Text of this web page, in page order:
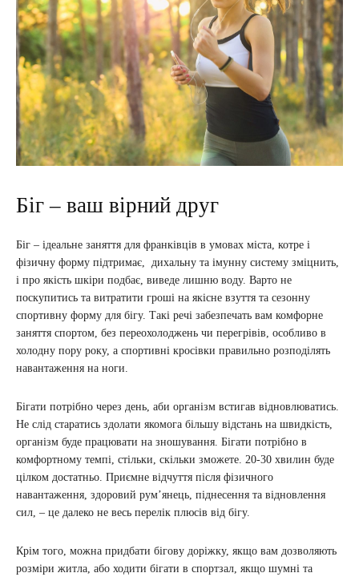
Біг – ваш вірний друг
Біг – ідеальне заняття для франківців в умовах міста, котре і
фізичну форму підтримає, дихальну та імунну систему зміцнить,
і про якість шкіри подбає, виведе лишню воду. Варто не
поскупитись та витратити гроші на якісне взуття та сезонну
спортивну форму для бігу. Такі речі забезпечать вам комфорне
заняття спортом, без переохолоджень чи перегрівів, особливо в
холодну пору року, а спортивні кросівки правильно розподілять
навантаження на ноги.
Бігати потрібно через день, аби організм встигав відновлюватись.
Не слід старатись здолати якомога більшу відстань на швидкість,
організм буде працювати на зношування. Бігати потрібно в
комфортному темпі, стільки, скільки зможете. 20-30 хвилин буде
цілком достатньо. Приємне відчуття після фізичного
навантаження, здоровий рум’янець, піднесення та відновлення
сил, – це далеко не весь перелік плюсів від бігу.
Крім того, можна придбати бігову доріжку, якщо вам дозволяють
розміри житла, або ходити бігати в спортзал, якщо шумні та